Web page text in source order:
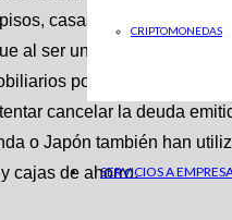
CRIPTOMONEDAS
SERVICIOS A
casas, solares,
al ser un ‘banco malo’
por precios
cancelar la deuda
o Japón también han
cajas de ahorro.